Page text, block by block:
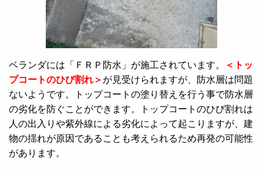
ベランダには「ＦＲＰ防水」が施工されています。
＜トッ
プコートのひび割れ＞ が見受けられますが、防水層は問題
ないようです。トップコートの塗り替えを行う事で防水層
の劣化を防ぐことができます。トップコートのひび割れは
人の出入りや紫外線による劣化によって起こりますが、建
物の揺れが原因であることも考えられるため再発の可能性
があります。